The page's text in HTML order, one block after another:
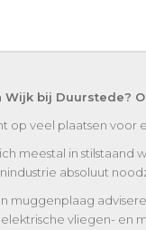
bij Duurstede?
op veel plaatsen
meestal in stilstaand
absoluut
muggenplaag
vliegen- en